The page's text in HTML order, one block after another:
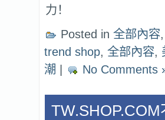
力！
Posted in 全部內容,
trend shop, 全部內容,
潮
No Comments